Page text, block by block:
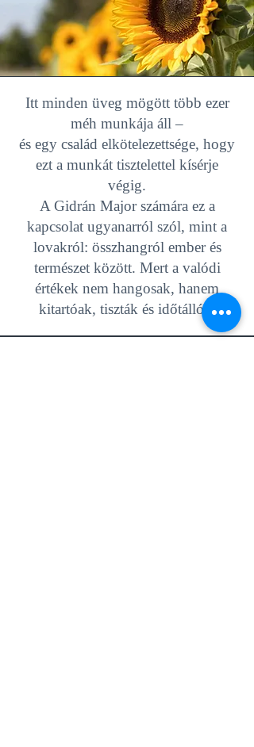
Itt minden üveg mögött több ezer
méh munkája áll –
és egy család elkötelezettsége, hogy
ezt a munkát tisztelettel kísérje
végig.
A Gidrán Major számára ez a
kapcsolat ugyanarról szól, mint a
lovakról: összhangról ember és
természet között. Mert a valódi
értékek nem hangosak, hanem
kitartóak, tiszták és időtállók.